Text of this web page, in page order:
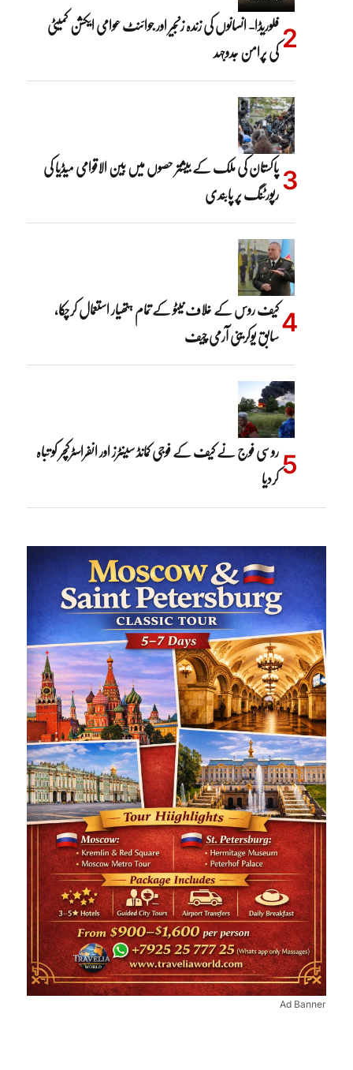
فلوریڈا- انسانوں کی زندہ زنجیر اور جوائنٹ عوامی ایکشن کمیٹی
کی پرامن جدوجہد
پاکستان کی ملک کے بیشتر حصوں میں بین الاقوامی میڈیا کی
رپورٹنگ پر پابندی
کیف روس کے خلاف نیٹو کے تمام ہتھیار استعمال کرچکا،
سابق یوکرینی آرمی چیف
روسی فوج نے کیف کے فوجی کمانڈ سینٹرز اور انفراسٹرکچر کو تباہ
کردیا
Ad Banner